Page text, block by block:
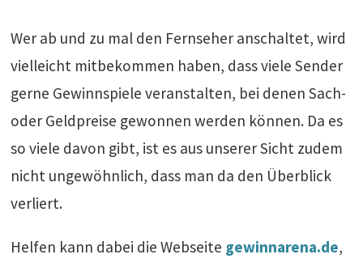
Wer ab und zu mal den Fernseher anschaltet, wird
vielleicht mitbekommen haben, dass viele Sender
gerne Gewinnspiele veranstalten, bei denen Sach-
oder Geldpreise gewonnen werden können. Da es
so viele davon gibt, ist es aus unserer Sicht zudem
nicht ungewöhnlich, dass man da den Überblick
verliert.
Helfen kann dabei die Webseite gewinnarena.de,